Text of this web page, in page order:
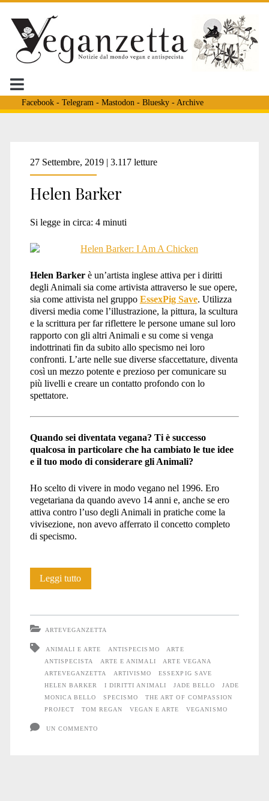
Facebook- Telegram - Mastodon - Bluesky- Archive
Tag:
<span>i
diritti
animali</span>
27 Settembre, 2019 | 3.117 letture
Helen Barker
Si legge in circa: 4 minuti
Helen Barkerè un’artista inglese attiva per i diritti
degli Animali sia come artivista attraverso le sue opere,
sia come attivista nel gruppo EssexPig Save. Utilizza
diversi media come l’illustrazione, la pittura, la scultura
e la scrittura per far riflettere le persone umane sul loro
rapporto con gli altri Animali e su come si venga
indottrinati fin da subito allo specismo nei loro
confronti. L’arte nelle sue diverse sfaccettature, diventa
così un mezzo potente e prezioso per comunicare su
più livelli e creare un contatto profondo con lo
spettatore.
Quando sei diventata vegana? Ti è successo
qualcosa in particolare che ha cambiato le tue idee
e il tuo modo di considerare gli Animali?
Ho scelto di vivere in modo vegano nel 1996. Ero
vegetariana da quando avevo 14 anni e, anche se ero
attiva contro l’uso degli Animali in pratiche come la
vivisezione, non avevo afferrato il concetto completo
di specismo.
Leggi tuttoHelen
ARTEVEGANZETTA
ANIMALI E ARTE ANTISPECISMO
ARTE
ANTISPECISTA
ARTE E ANIMALI
ARTE VEGANA
ARTEVEGANZETTA
ARTIVISMO
ESSEXPIG SAVE
HELEN BARKER
I DIRITTI ANIMALI JADE BELLO
JADE
MONICA BELLO
SPECISMO
THE ART OF COMPASSION
PROJECT
TOM REGAN VEGAN E ARTE VEGANISMO
UN COMMENTO